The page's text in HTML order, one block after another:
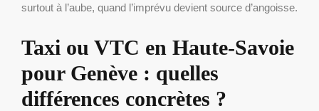
surtout à l’aube, quand l’imprévu devient source d’angoisse.
Taxi ou VTC en Haute-Savoie
pour Genève : quelles
différences concrètes ?